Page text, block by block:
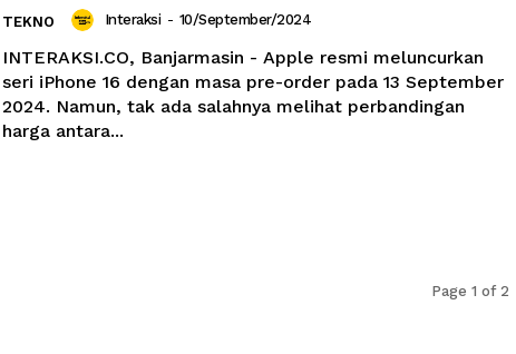
TEKNO Interaksi - 10/September/2024
INTERAKSI.CO, Banjarmasin - Apple resmi meluncurkan
seri iPhone 16 dengan masa pre-order pada 13 September
2024. Namun, tak ada salahnya melihat perbandingan
harga antara...
Page 1 of 2